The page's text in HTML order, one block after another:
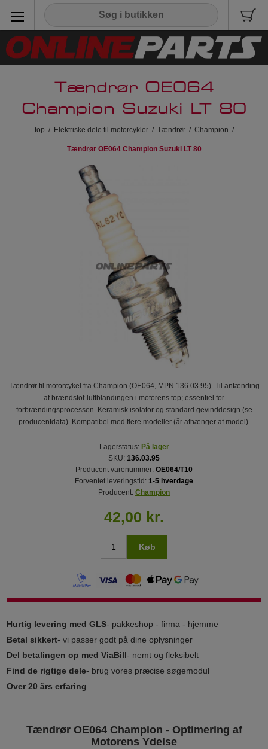
Tændrør OE064
Champion Suzuki LT 80
top / Elektriske dele til motorcykler / Tændrør / Champion /
Tændrør OE064 Champion Suzuki LT 80
Tændrør til motorcykel fra Champion (OE064, MPN 136.03.95). Til antænding
af brændstof-luftblandingen i motorens top; essentiel for
forbrændingsprocessen. Keramisk isolator og standard gevinddesign (se
producentdata). Kompatibel med flere modeller (år afhænger af model).
Lagerstatus: På lager
SKU: 136.03.95
Producent varenummer: OE064/T10
Forventet leveringstid: 1-5 hverdage
Producent: Champion
42,00 kr.
Køb
Hurtig levering med GLS- pakkeshop - firma - hjemme
Betal sikkert- vi passer godt på dine oplysninger
Del betalingen op med ViaBill- nemt og fleksibelt
Find de rigtige dele- brug vores præcise søgemodul
Over 20 års erfaring
Tændrør OE064 Champion - Optimering af
Motorens Ydelse